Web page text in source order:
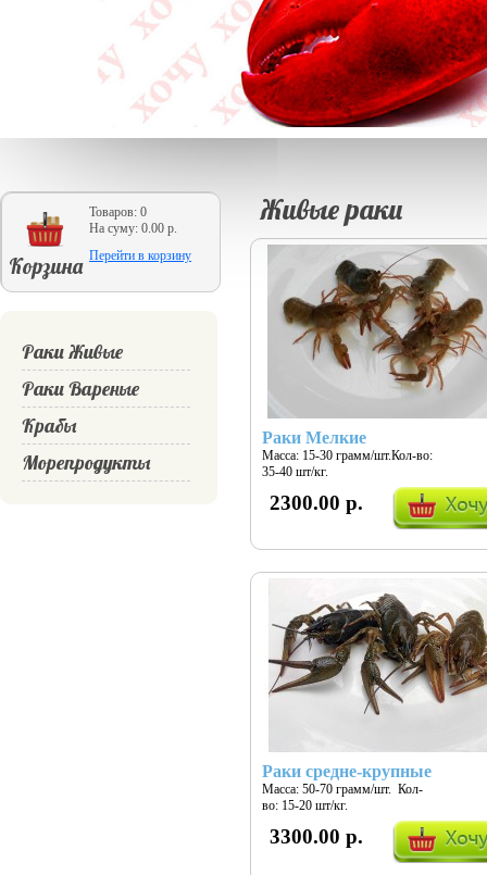
Корзина
Товаров: 0
На суму: 0.00 р.
Перейти в корзину
Раки Живые
Раки Вареные
Крабы
Морепродукты
Живые раки
Раки Мелкие
Масса: 15-30 грамм/шт.Кол-во:
35-40 шт/кг.
2300.00 р.
Раки средне-крупные
Масса: 50-70 грамм/шт. Кол-
во: 15-20 шт/кг.
3300.00 р.